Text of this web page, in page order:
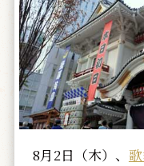
8月2日（木）、